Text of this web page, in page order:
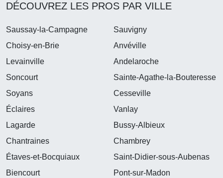
DÉCOUVREZ LES PROS PAR VILLE
Saussay-la-Campagne
Sauvigny
Choisy-en-Brie
Anvéville
Levainville
Andelaroche
Soncourt
Sainte-Agathe-la-Bouteresse
Soyans
Cesseville
Éclaires
Vanlay
Lagarde
Bussy-Albieux
Chantraines
Chambrey
Étaves-et-Bocquiaux
Saint-Didier-sous-Aubenas
Biencourt
Pont-sur-Madon